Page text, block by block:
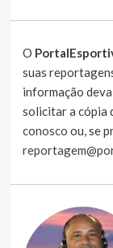
O
suas
informação
solicitar a cópia
conosco ou, se